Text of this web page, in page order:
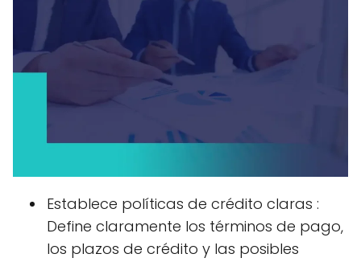
Establece políticas de crédito claras :
Define claramente los términos de pago,
los plazos de crédito y las posibles